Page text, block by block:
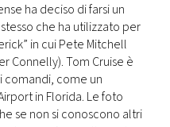
ha deciso di farsi un
che ha utilizzato per
in cui Pete Mitchell
Connelly). Tom Cruise è
come un
in Florida. Le foto
se non si conoscono altri